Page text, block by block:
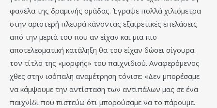
φανέλα της δραμινής ομάδας. Έγραψε πολλά χιλιόμετρα
στην αριστερή πλευρά κάνοντας εξαιρετικές επελάσεις
από την μεριά του που αν είχαν και μια πιο
αποτελεσματική κατάληξη θα του είχαν δώσει σίγουρα
τον τίτλο της «μορφής» του παιχνιδιού. Αναφερόμενος
χθες στην ισόπαλη αναμέτρηση τόνισε: «Δεν μπορέσαμε
να κάμψουμε την αντίσταση των αντιπάλων μας σε ένα
παιχνίδι που πιστεύω ότι μπορούσαμε να το πάρουμε.